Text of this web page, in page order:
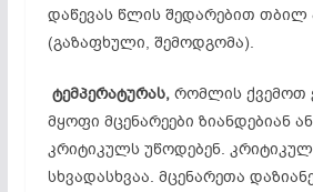
დაწევას წლის შედარებით თბილ
(გაზაფხული, შემოდგომა).
ტემპერატურას,რომლის ქვემოთ
მყოფი მცენარეები ზიანდებიან
კრიტიკულს უწოდებენ.
სხვადასხვაა. მცენარეთა